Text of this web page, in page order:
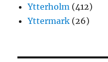
Ytterholm (412)
Yttermark (26)